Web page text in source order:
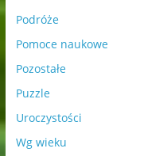
Podróże
Pomoce naukowe
Pozostałe
Puzzle
Uroczystości
Wg wieku